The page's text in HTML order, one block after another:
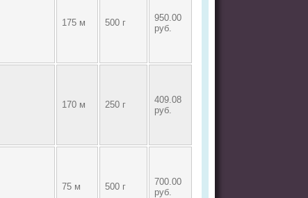
175 м 500 г
950.00
руб.
170 м 250 г
409.08
руб.
75 м 500 г
700.00
руб.